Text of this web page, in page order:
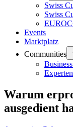
Swiss
Swiss
Events
Marktplatz
Communities
Warum
ausgedient